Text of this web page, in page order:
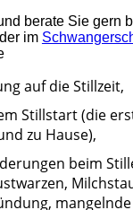
berate Sie gern
im
auf die Stillzeit,
Stillstart (die
zu Hause),
beim
mangelnde